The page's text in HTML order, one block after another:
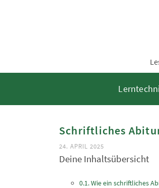
Schriftliches
24. APRIL 2025
Deine Inhaltsübersicht
Wie ein schriftliches